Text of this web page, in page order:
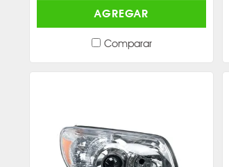
AGREGAR
Comparar